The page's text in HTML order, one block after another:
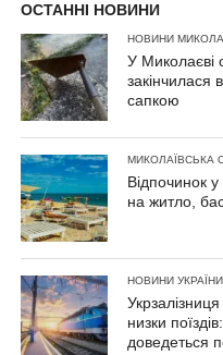
ОСТАННІ НОВИНИ
НОВИНИ
У Миколаєві
закінчилася
сапкою
МИКОЛАЇВСЬКА
Відпочинок
на житло,
НОВИНИ
низки
доведеться